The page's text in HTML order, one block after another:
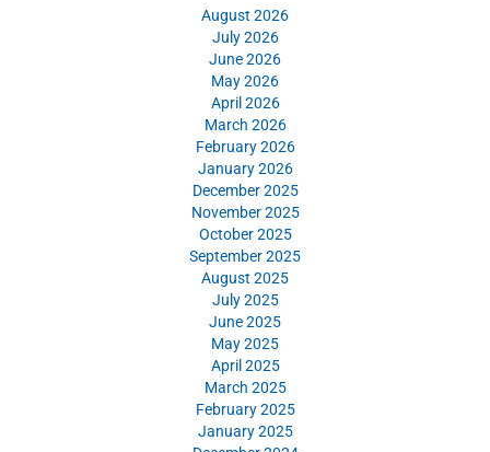
August 2026
July 2026
June 2026
May 2026
April 2026
March 2026
February 2026
January 2026
December 2025
November 2025
October 2025
September 2025
August 2025
July 2025
June 2025
May 2025
April 2025
March 2025
February 2025
January 2025